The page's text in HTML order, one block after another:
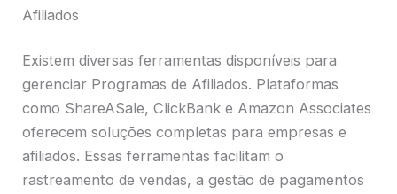
Afiliados
Existem diversas ferramentas disponíveis para
gerenciar Programas de Afiliados. Plataformas
como ShareASale, ClickBank e Amazon Associates
oferecem soluções completas para empresas e
afiliados. Essas ferramentas facilitam o
rastreamento de vendas, a gestão de pagamentos